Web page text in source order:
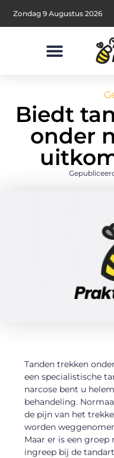
Zondag 9 Augustus 2026
Biedt
onder
Tanden trekken
een specialistische
narcose bent u
behandeling.
de pijn van het
worden
Maar er is een
ingreep bij de